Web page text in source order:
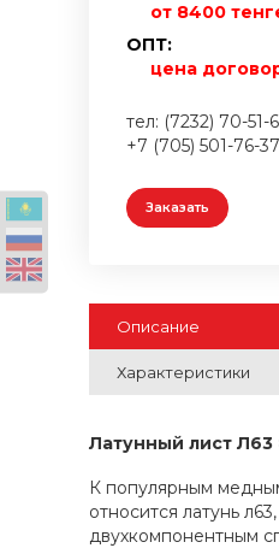
от 8400
ОПТ:
цена
тел: (7232) 70-51-
+7 (705) 501-76-37
Заказать
Описание
Характеристики
Латунный лист
К популярным
относится латунь
двухкомпонентным